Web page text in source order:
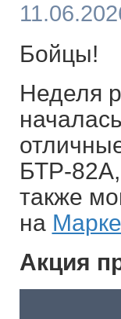
Бойцы!
Неделя
БТР-
также
на
Акция